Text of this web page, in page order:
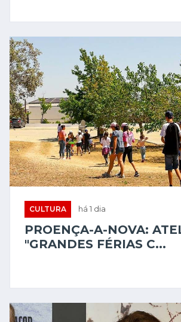
CULTURA há 1 dia
PROENÇA-A-NOVA:
"GRANDES FÉRIAS C...